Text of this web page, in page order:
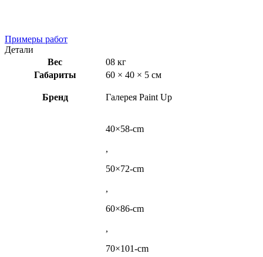
Примеры работ
Детали
Вес
08 кг
Габариты
60 × 40 × 5 см
Бренд Галерея Paint Up
40×58-cm
,
50×72-cm
,
60×86-cm
,
70×101-cm